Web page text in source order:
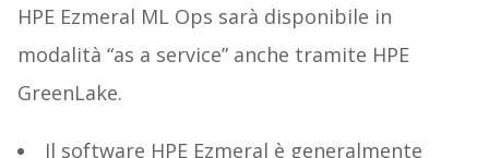
HPE Ezmeral ML Ops sarà disponibile in
modalità “as a service” anche tramite HPE
GreenLake.
Il software HPE Ezmeral è generalmente